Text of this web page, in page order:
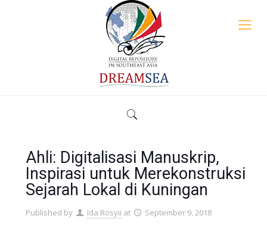
Ahli: Digitalisasi Manuskrip,
Inspirasi untuk Merekonstruksi
Sejarah Lokal di Kuningan
Published by Ida Rosyii at September 9, 2018